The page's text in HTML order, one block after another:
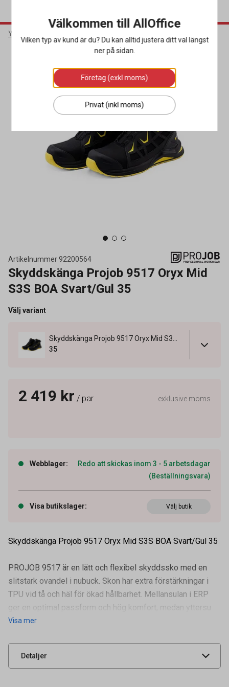
Yrkeskläder & Skydd
Artikelnummer92200564
Skyddskänga Projob 9517 Oryx Mid
S3S BOA Svart/Gul 35
Välj variant
Skyddskänga Projob 9517 Oryx Mid S3S BOA Svart/Gul 35
35
2 419 kr / par exklusive moms
Webblager:
Redo att skickas inom 3 - 5 arbetsdagar
(Beställningsvara)
Visa butikslager: Välj butik
Skyddskänga Projob 9517 Oryx Mid S3S BOA Svart/Gul 35
PROJOB 9517 är en lätt och flexibel skyddssko med en
slitstark ovandel i nubuck. Skon har extra förstärkningar i
TPU vid tå och häl för ökad hållbarhet. Mellansulan i ERP
ger en optimal passform och hög komfort, medan yttersu
Visa mer
Detaljer
Artikelnummer 92200564
Leverantörens
UNSPSC 46181605
Välkommen till AllOffice
Vilken typ av kund är du? Du kan alltid justera ditt val längst
ner på sidan.
Företag (exkl moms)
Privat (inkl moms)